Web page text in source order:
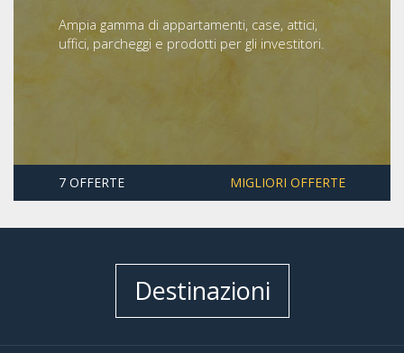
Ampia gamma di appartamenti, case, attici,
uffici, parcheggi e prodotti per gli investitori.
7 OFFERTE MIGLIORI OFFERTE
Destinazioni